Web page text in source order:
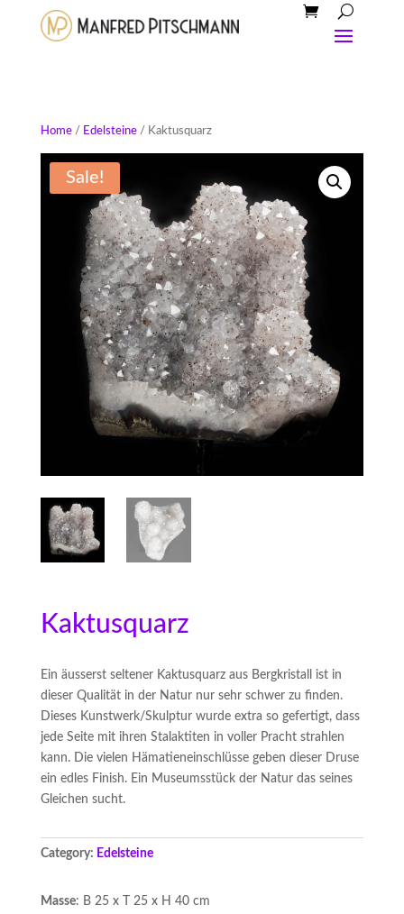
Home/ Edelsteine/ Kaktusquarz
Sale!
Kaktusquarz
Ein äusserst seltener Kaktusquarz aus Bergkristall ist in
dieser Qualität in der Natur nur sehr schwer zu finden.
Dieses Kunstwerk/Skulptur wurde extra so gefertigt, dass
jede Seite mit ihren Stalaktiten in voller Pracht strahlen
kann. Die vielen Hämatieneinschlüsse geben dieser Druse
ein edles Finish. Ein Museumsstück der Natur das seines
Gleichen sucht.
Category: Edelsteine
Masse: B 25 x T 25 x H 40 cm